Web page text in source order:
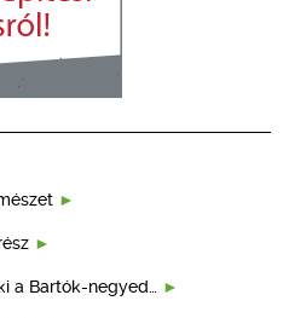
a Bartók-negyed…